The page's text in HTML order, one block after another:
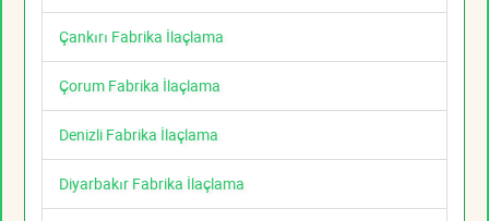
Çankırı Fabrika İlaçlama
Çorum Fabrika İlaçlama
Denizli Fabrika İlaçlama
Diyarbakır Fabrika İlaçlama